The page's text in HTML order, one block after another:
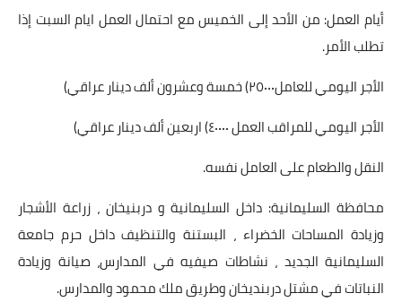
أيام العمل: من الأحد إلى الخميس مع احتمال العمل ايام السبت إذا
تطلب الأمر.
الأجر اليومي للعامل٢٥٠٠٠) خمسة وعشرون ألف دينار عراقي)
الأجر اليومي للمراقب العمل ٤٠٠٠٠) اربعين ألف دينار عراقي)
النقل والطعام على العامل نفسه.
محافظة السليمانية: داخل السليمانية و دربنيخان ، زراعة الأشجار
وزيادة المساحات الخضراء ، البستنة والتنظيف داخل حرم جامعة
السليمانية الجديد ، نشاطات صيفيه في المدارس، صيانة وزيادة
النباتات في مشتل دربنديخان وطريق ملك محمود والمدارس.